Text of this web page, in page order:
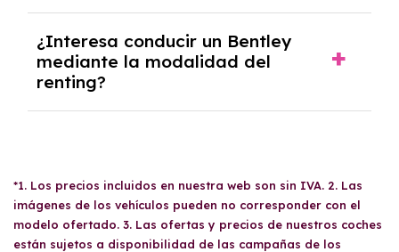
renting se puede adquirir el coche. En este
caso tendrán que analizar los años, la
cantidad de kilómetros recorridos y el coste
del mercado actual.
¿Interesa conducir un Bentley
mediante la modalidad del
renting?
gusta cambiar de coche cada pocos años.
*1. Los precios incluidos en nuestra web son sin IVA. 2. Las
imágenes de los vehículos pueden no corresponder con el
modelo ofertado. 3. Las ofertas y precios de nuestros coches
están sujetos a disponibilidad de las campañas de los